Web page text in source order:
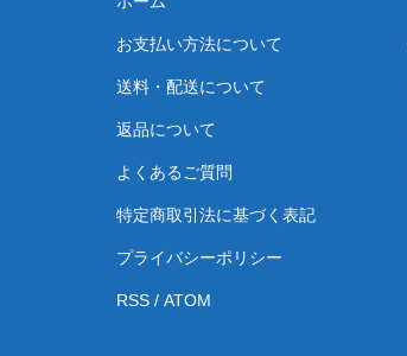
お支払い方法について
送料・配送について
返品について
よくあるご質問
特定商取引法に基づく表記
プライバシーポリシー
RSS/ ATOM